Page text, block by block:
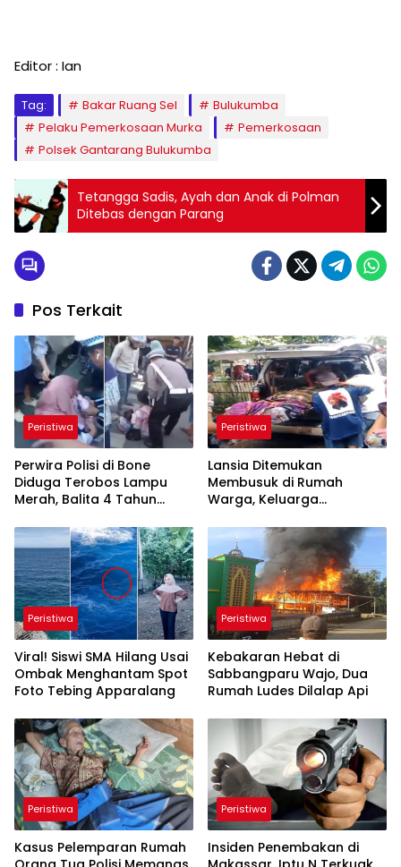
Editor : Ian
Tag: Bakar Ruang Sel
Bulukumba
Pelaku Pemerkosaan Murka
Pemerkosaan
Polsek Gantarang Bulukumba
Tetangga Sadis, Ayah dan Anak di Polman
Ditebas dengan Parang
Pos Terkait
Peristiwa
Perwira Polisi di Bone
Diduga Terobos Lampu
Merah, Balita 4 Tahun
Peristiwa
Lansia Ditemukan
Membusuk di Rumah
Warga, Keluarga
Kematian
Peristiwa
Viral! Siswi SMA Hilang Usai
Ombak Menghantam Spot
Foto Tebing Apparalang
Peristiwa
Kebakaran Hebat di
Sabbangparu Wajo, Dua
Rumah Ludes Dilalap Api
Peristiwa
Kasus Pelemparan Rumah
Peristiwa
Insiden Penembakan di